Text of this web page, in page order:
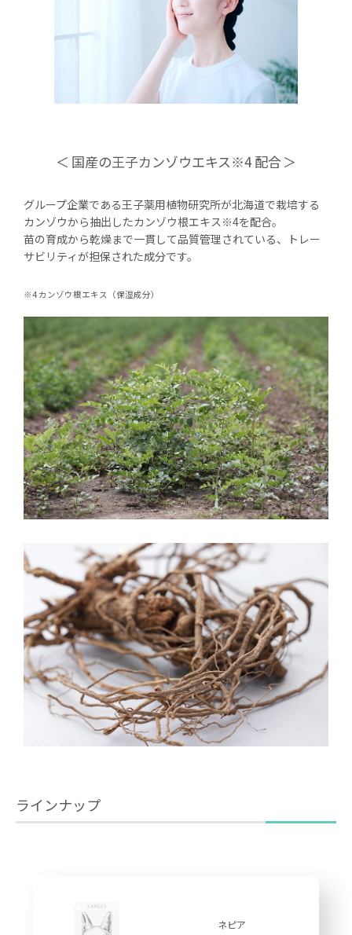
国産の王子カンゾウエキス※4 配合
グループ企業である王子薬用植物研究所が北海道で栽培する
カンゾウから抽出したカンゾウ根エキス※4を配合。
苗の育成から乾燥まで一貫して品質管理されている、トレー
サビリティが担保された成分です。
※4 カンゾウ根エキス（保湿成分）
ラインナップ
ネピア